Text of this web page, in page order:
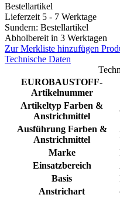
Bestellartikel
Lieferzeit 5 - 7 Werktage
Sundern: Bestellartikel
Abholbereit in 3 Werktagen
Zur Merkliste hinzufügen
Technische Daten
EUROBAUSTOFF-
Artikelnummer
Artikeltyp Farben &
Anstrichmittel
Ausführung Farben &
Anstrichmittel
Marke
Einsatzbereich
Basis
Anstrichart